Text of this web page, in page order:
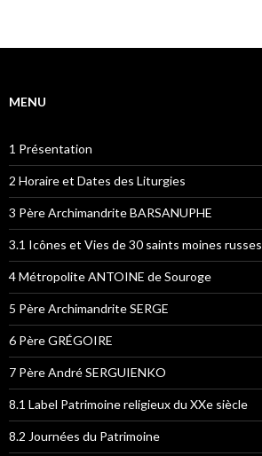
MENU
1 Présentation
2 Horaire et Dates des Liturgies
3 Père Archimandrite BARSANUPHE
3.1 Icônes et Vies de 30 saints moines russes
4 Métropolite ANTOINE de Souroge
5 Père Archimandrite SERGE
6 Père GRÉGOIRE
7 Père André SERGUIENKO
8.1 Label Patrimoine religieux du XXe siècle
8.2 Journées du Patrimoine